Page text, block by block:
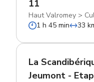
11
Haut Valromey >
1 h 45 min
33
La
Jeumont -